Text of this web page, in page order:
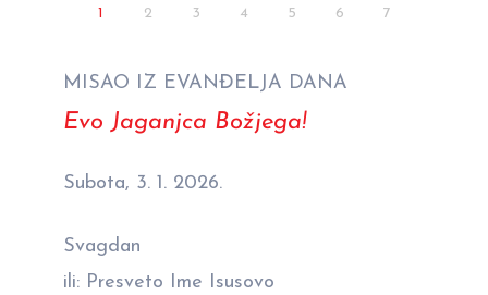
1 2 3 4 5 6 7
MISAO IZ EVANĐELJA DANA
Evo Jaganjca Božjega!
Subota, 3. 1. 2026.
Svagdan
ili: Presveto Ime Isusovo